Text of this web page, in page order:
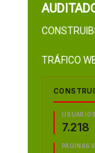
TRÁFICO